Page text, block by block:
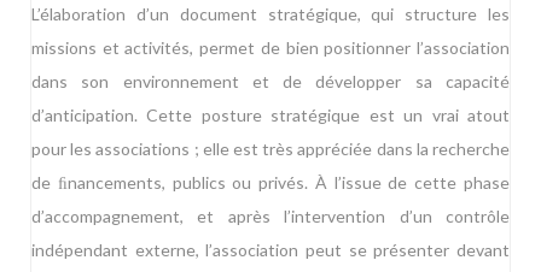
L’élaboration d’un document stratégique, qui structure les
missions et activités, permet de bien positionner l’association
dans son environnement et de développer sa capacité
d’anticipation. Cette posture stratégique est un vrai atout
pour les associations ; elle est très appréciée dans la recherche
de ﬁnancements, publics ou privés. À l’issue de cette phase
d’accompagnement, et après l’intervention d’un contrôle
indépendant externe, l’association peut se présenter devant